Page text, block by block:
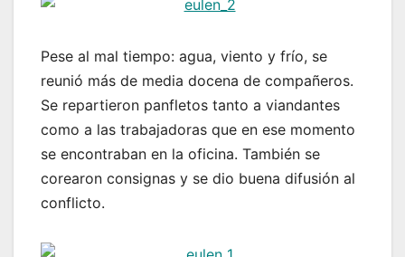
Pese al mal tiempo: agua, viento y frío, se
reunió más de media docena de compañeros.
Se repartieron panfletos tanto a viandantes
como a las trabajadoras que en ese momento
se encontraban en la oficina. También se
corearon consignas y se dio buena difusión al
conflicto.